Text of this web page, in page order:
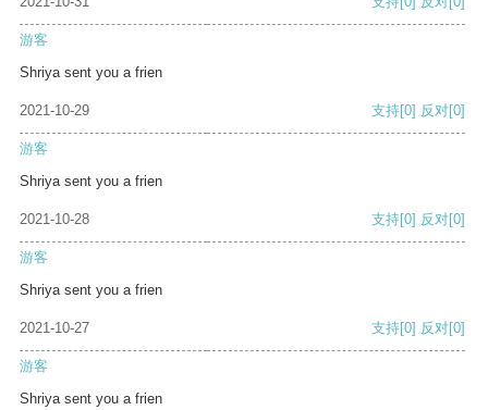
游客
Shriya sent you a frien
2021-10-29 支持[0] 反对[0]
游客
Shriya sent you a frien
2021-10-28 支持[0] 反对[0]
游客
Shriya sent you a frien
2021-10-27 支持[0] 反对[0]
游客
Shriya sent you a frien